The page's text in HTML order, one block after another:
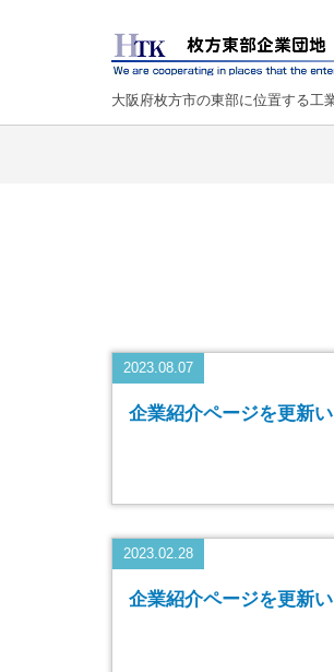
大阪府枚方市の東部に位置する工
2023.08.07
企業紹介ページを更新い
2023.02.28
企業紹介ページを更新い